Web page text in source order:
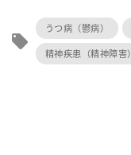
local_offer
うつ病（鬱病）
精神疾患（精神障害）